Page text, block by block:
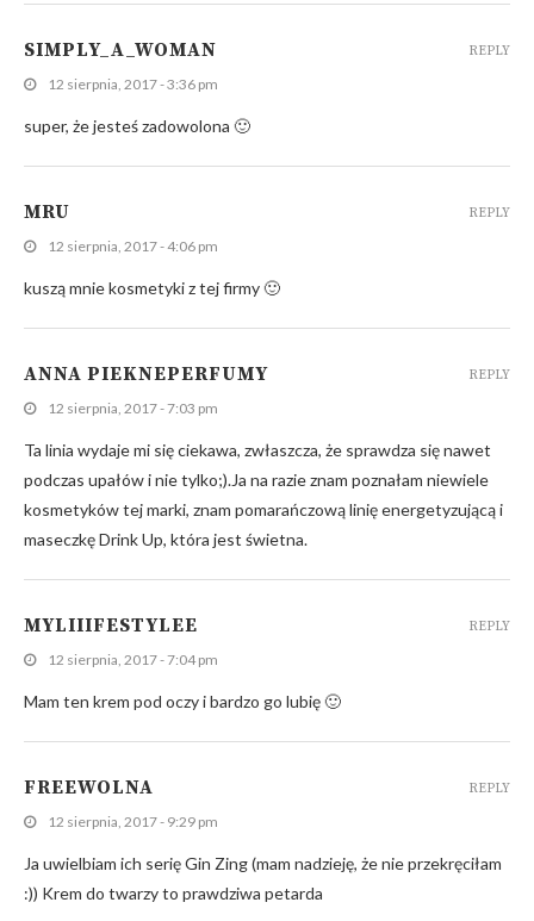
SIMPLY_A_WOMAN
12 sierpnia, 2017 - 3:36 pm
super, że jesteś zadowolona 🙂
REPLY
MRU
12 sierpnia, 2017 - 4:06 pm
kuszą mnie kosmetyki z tej firmy 🙂
REPLY
ANNA PIEKNEPERFUMY
12 sierpnia, 2017 - 7:03 pm
Ta linia wydaje mi się ciekawa, zwłaszcza, że sprawdza się nawet
podczas upałów i nie tylko;).Ja na razie znam poznałam niewiele
kosmetyków tej marki, znam pomarańczową linię energetyzującą i
maseczkę Drink Up, która jest świetna.
REPLY
MYLIIIFESTYLEE
12 sierpnia, 2017 - 7:04 pm
Mam ten krem pod oczy i bardzo go lubię 🙂
REPLY
FREEWOLNA
12 sierpnia, 2017 - 9:29 pm
Ja uwielbiam ich serię Gin Zing (mam nadzieję, że nie przekręciłam
:)) Krem do twarzy to prawdziwa petarda
REPLY